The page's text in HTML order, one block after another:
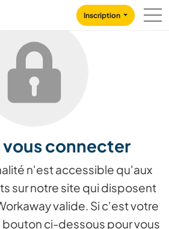
Inscription
vous connecter
n'est accessible qu'aux
sur notre site qui disposent
valide. Si c'est votre
bouton ci-dessous pour vous